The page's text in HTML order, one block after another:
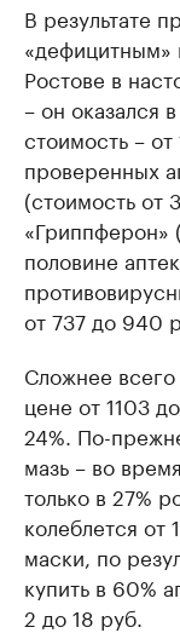
В результате
«дефицитным»
Ростове в
– он оказался
стоимость –
проверенных
(стоимость от
«Гриппферон»
половине
от 737 до 940
Сложнее
цене от 1103
24%. По-
мазь – во
только в 27%
колеблется
маски, по
купить в 60%
2 до 18 руб.